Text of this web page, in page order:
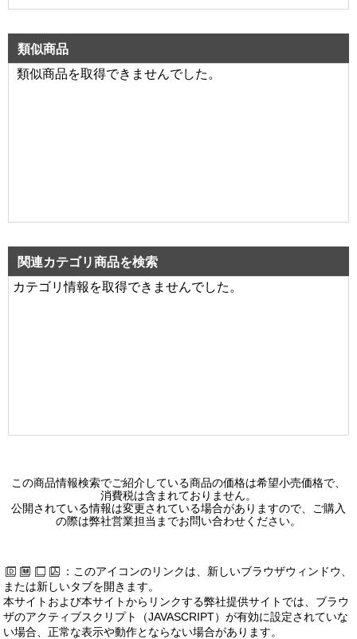
類似商品
類似商品を取得できませんでした。
関連カテゴリ商品を検索
カテゴリ情報を取得できませんでした。
この商品情報検索でご紹介している商品の価格は希望小売価格で、
消費税は含まれておりません。
公開されている情報は変更されている場合がありますので、ご購入
の際は弊社営業担当までお問い合わせください。
：このアイコンのリンクは、新しいブラウザウィンドウ、
または新しいタブを開きます。
本サイトおよび本サイトからリンクする弊社提供サイトでは、ブラウ
ザのアクティブスクリプト（JAVASCRIPT）が有効に設定されていな
い場合、正常な表示や動作とならない場合があります。